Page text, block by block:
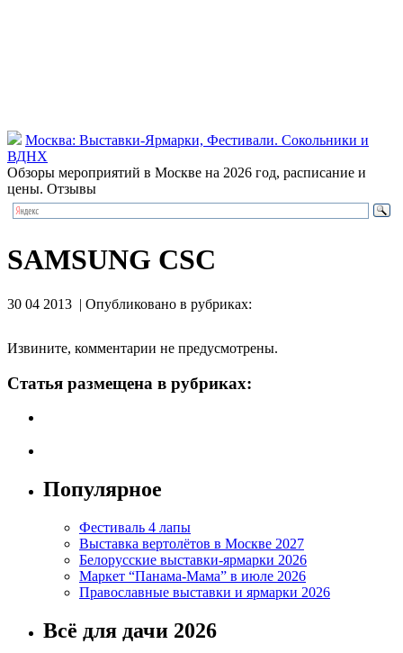
Москва: Выставки-Ярмарки, Фестивали. Сокольники и
ВДНХ
Обзоры мероприятий в Москве на 2026 год, расписание и
цены. Отзывы
SAMSUNG CSC
30 04 2013 | Опубликовано в рубриках:
Извините, комментарии не предусмотрены.
Статья размещена в рубриках:
Популярное
Фестиваль 4 лапы
Выставка вертолётов в Москве 2027
Белорусские выставки-ярмарки 2026
Маркет “Панама-Мама” в июле 2026
Православные выставки и ярмарки 2026
Всё для дачи 2026